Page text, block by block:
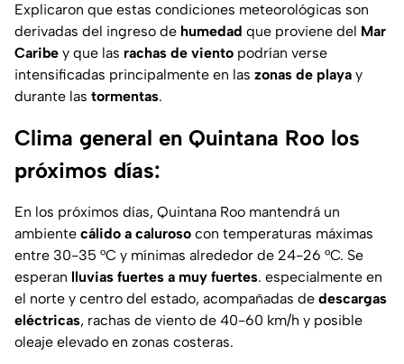
Explicaron que estas condiciones meteorológicas son
derivadas del ingreso de humedad que proviene del Mar
Caribe y que las rachas de viento podrían verse
intensificadas principalmente en las zonas de playa y
durante las tormentas.
Clima general en Quintana Roo los
próximos días:
En los próximos días, Quintana Roo mantendrá un
ambiente cálido a caluroso con temperaturas máximas
entre 30-35 °C y mínimas alrededor de 24-26 °C. Se
esperan lluvias fuertes a muy fuertes. especialmente en
el norte y centro del estado, acompañadas de descargas
eléctricas, rachas de viento de 40-60 km/h y posible
oleaje elevado en zonas costeras.